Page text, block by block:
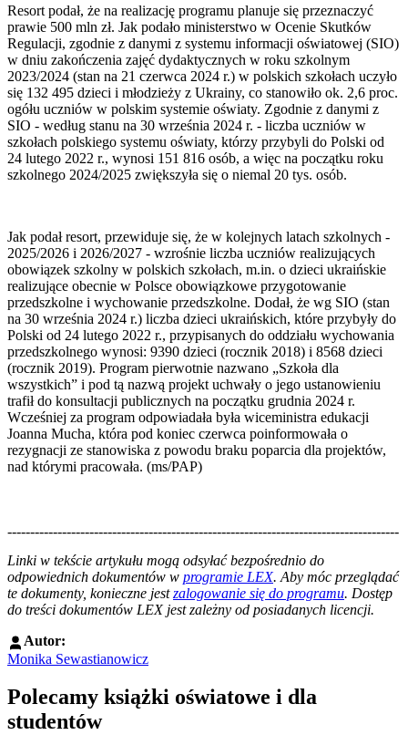
Resort podał, że na realizację programu planuje się przeznaczyć
prawie 500 mln zł. Jak podało ministerstwo w Ocenie Skutków
Regulacji, zgodnie z danymi z systemu informacji oświatowej (SIO)
w dniu zakończenia zajęć dydaktycznych w roku szkolnym
2023/2024 (stan na 21 czerwca 2024 r.) w polskich szkołach uczyło
się 132 495 dzieci i młodzieży z Ukrainy, co stanowiło ok. 2,6 proc.
ogółu uczniów w polskim systemie oświaty. Zgodnie z danymi z
SIO - według stanu na 30 września 2024 r. - liczba uczniów w
szkołach polskiego systemu oświaty, którzy przybyli do Polski od
24 lutego 2022 r., wynosi 151 816 osób, a więc na początku roku
szkolnego 2024/2025 zwiększyła się o niemal 20 tys. osób.
Jak podał resort, przewiduje się, że w kolejnych latach szkolnych -
2025/2026 i 2026/2027 - wzrośnie liczba uczniów realizujących
obowiązek szkolny w polskich szkołach, m.in. o dzieci ukraińskie
realizujące obecnie w Polsce obowiązkowe przygotowanie
przedszkolne i wychowanie przedszkolne. Dodał, że wg SIO (stan
na 30 września 2024 r.) liczba dzieci ukraińskich, które przybyły do
Polski od 24 lutego 2022 r., przypisanych do oddziału wychowania
przedszkolnego wynosi: 9390 dzieci (rocznik 2018) i 8568 dzieci
(rocznik 2019). Program pierwotnie nazwano „Szkoła dla
wszystkich” i pod tą nazwą projekt uchwały o jego ustanowieniu
trafił do konsultacji publicznych na początku grudnia 2024 r.
Wcześniej za program odpowiadała była wiceministra edukacji
Joanna Mucha, która pod koniec czerwca poinformowała o
rezygnacji ze stanowiska z powodu braku poparcia dla projektów,
nad którymi pracowała. (ms/PAP)
--------------------------------------------------------------------------------------
Linki w tekście artykułu mogą odsyłać bezpośrednio do
odpowiednich dokumentów w programie LEX. Aby móc przeglądać
te dokumenty, konieczne jestzalogowanie się do programu. Dostęp
do treści dokumentów LEX jest zależny od posiadanych licencji.
Autor:
Monika Sewastianowicz
Polecamy książki oświatowe i dla
studentów